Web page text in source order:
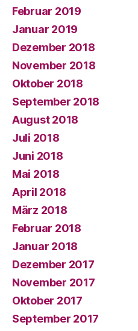
Februar 2019
Januar 2019
Dezember 2018
November 2018
Oktober 2018
September 2018
August 2018
Juli 2018
Juni 2018
Mai 2018
April 2018
März 2018
Februar 2018
Januar 2018
Dezember 2017
November 2017
Oktober 2017
September 2017